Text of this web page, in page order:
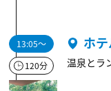
13:05～
120分
ホ
温泉とラ